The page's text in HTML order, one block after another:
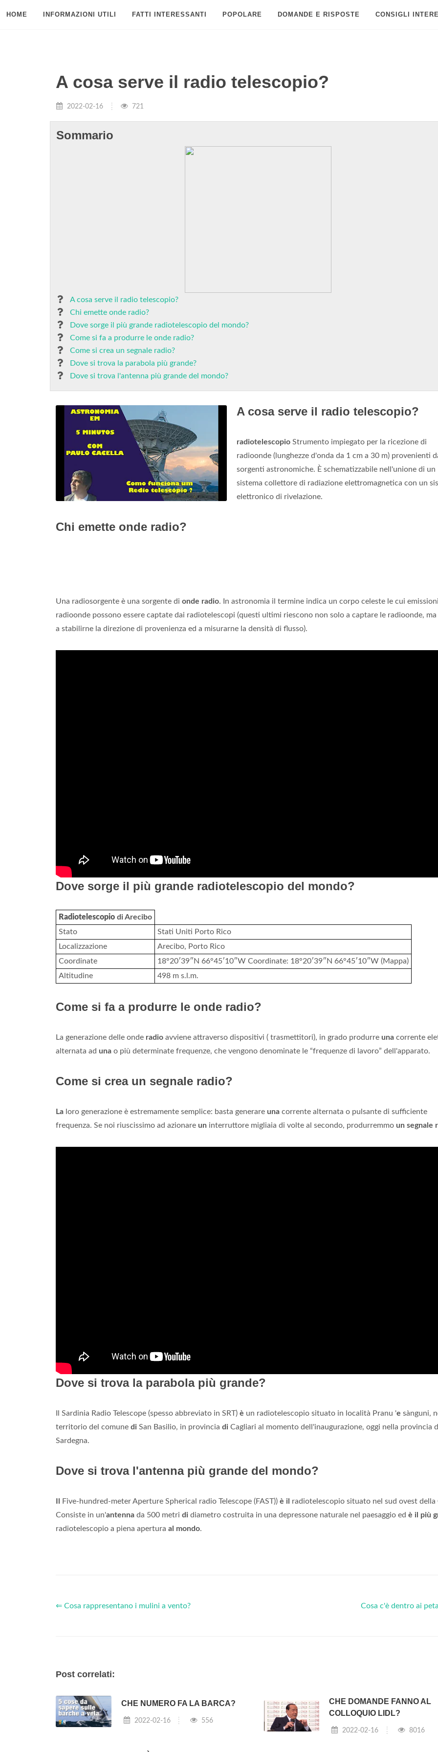
HOME INFORMAZIONI UTILI FATTI INTERESSANTI POPOLARE DOMANDE E RISPOSTE CONSIGLI
A cosa serve il radio telescopio?
2022-02-16 721
Sommario
A cosa serve il radio telescopio?
Chi emette onde radio?
Dove sorge il più grande radiotelescopio del mondo?
Come si fa a produrre le onde radio?
Come si crea un segnale radio?
Dove si trova la parabola più grande?
Dove si trova l'antenna più grande del mondo?
A cosa serve il radio telescopio?
radiotelescopio Strumento impiegato per la ricezione di
radioonde (lunghezze d'onda da 1 cm a 30 m) provenienti
sorgenti astronomiche. È schematizzabile nell'unione di un
sistema collettore di radiazione elettromagnetica con un
elettronico di rivelazione.
Chi emette onde radio?
Una radiosorgente è una sorgente di onde radio. In astronomia il termine indica un corpo celeste le cui
radioonde possono essere captate dai radiotelescopi (questi ultimi riescono non solo a captare le radioonde, ma
a stabilirne la direzione di provenienza ed a misurarne la densità di flusso).
Dove sorge il più grande radiotelescopio del mondo?
Radiotelescopio di Arecibo
Stato
Stati Uniti Porto Rico
Localizzazione
Arecibo, Porto Rico
Coordinate
18°20′39″N 66°45′10″W Coordinate: 18°20′39″N 66°45′10″W (Mappa)
Altitudine
498 m s.l.m.
Come si fa a produrre le onde radio?
La generazione delle onde radio avviene attraverso dispositivi ( trasmettitori), in grado produrre una corrente
alternata ad una o più determinate frequenze, che vengono denominate le “frequenze di lavoro” dell'apparato.
Come si crea un segnale radio?
La loro generazione è estremamente semplice: basta generare una corrente alternata o pulsante di sufficiente
frequenza. Se noi riuscissimo ad azionare un interruttore migliaia di volte al secondo, produrremmo un segnale
Dove si trova la parabola più grande?
Il Sardinia Radio Telescope (spesso abbreviato in SRT) è un radiotelescopio situato in località Pranu 'e sànguni,
territorio del comune di San Basilio, in provincia di Cagliari al momento dell'inaugurazione, oggi nella provincia
Sardegna.
Dove si trova l'antenna più grande del mondo?
Five-hundred-meter Aperture Spherical radio Telescope (FAST)) è il radiotelescopio situato nel sud ovest della
Consiste in un'antenna da 500 metri di diametro costruita in una depressone naturale nel paesaggio ed è il più
radiotelescopio a piena apertura al mondo.
⇐ Cosa rappresentano i mulini a vento? Cosa c'è dentro ai
Post correlati:
CHE NUMERO FA LA BARCA?
2022-02-16 556
CHE DOMANDE FANNO AL
COLLOQUIO LIDL?
2022-02-16 8016